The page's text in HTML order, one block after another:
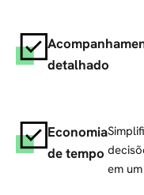
detalhado
Economia
de tempo
em